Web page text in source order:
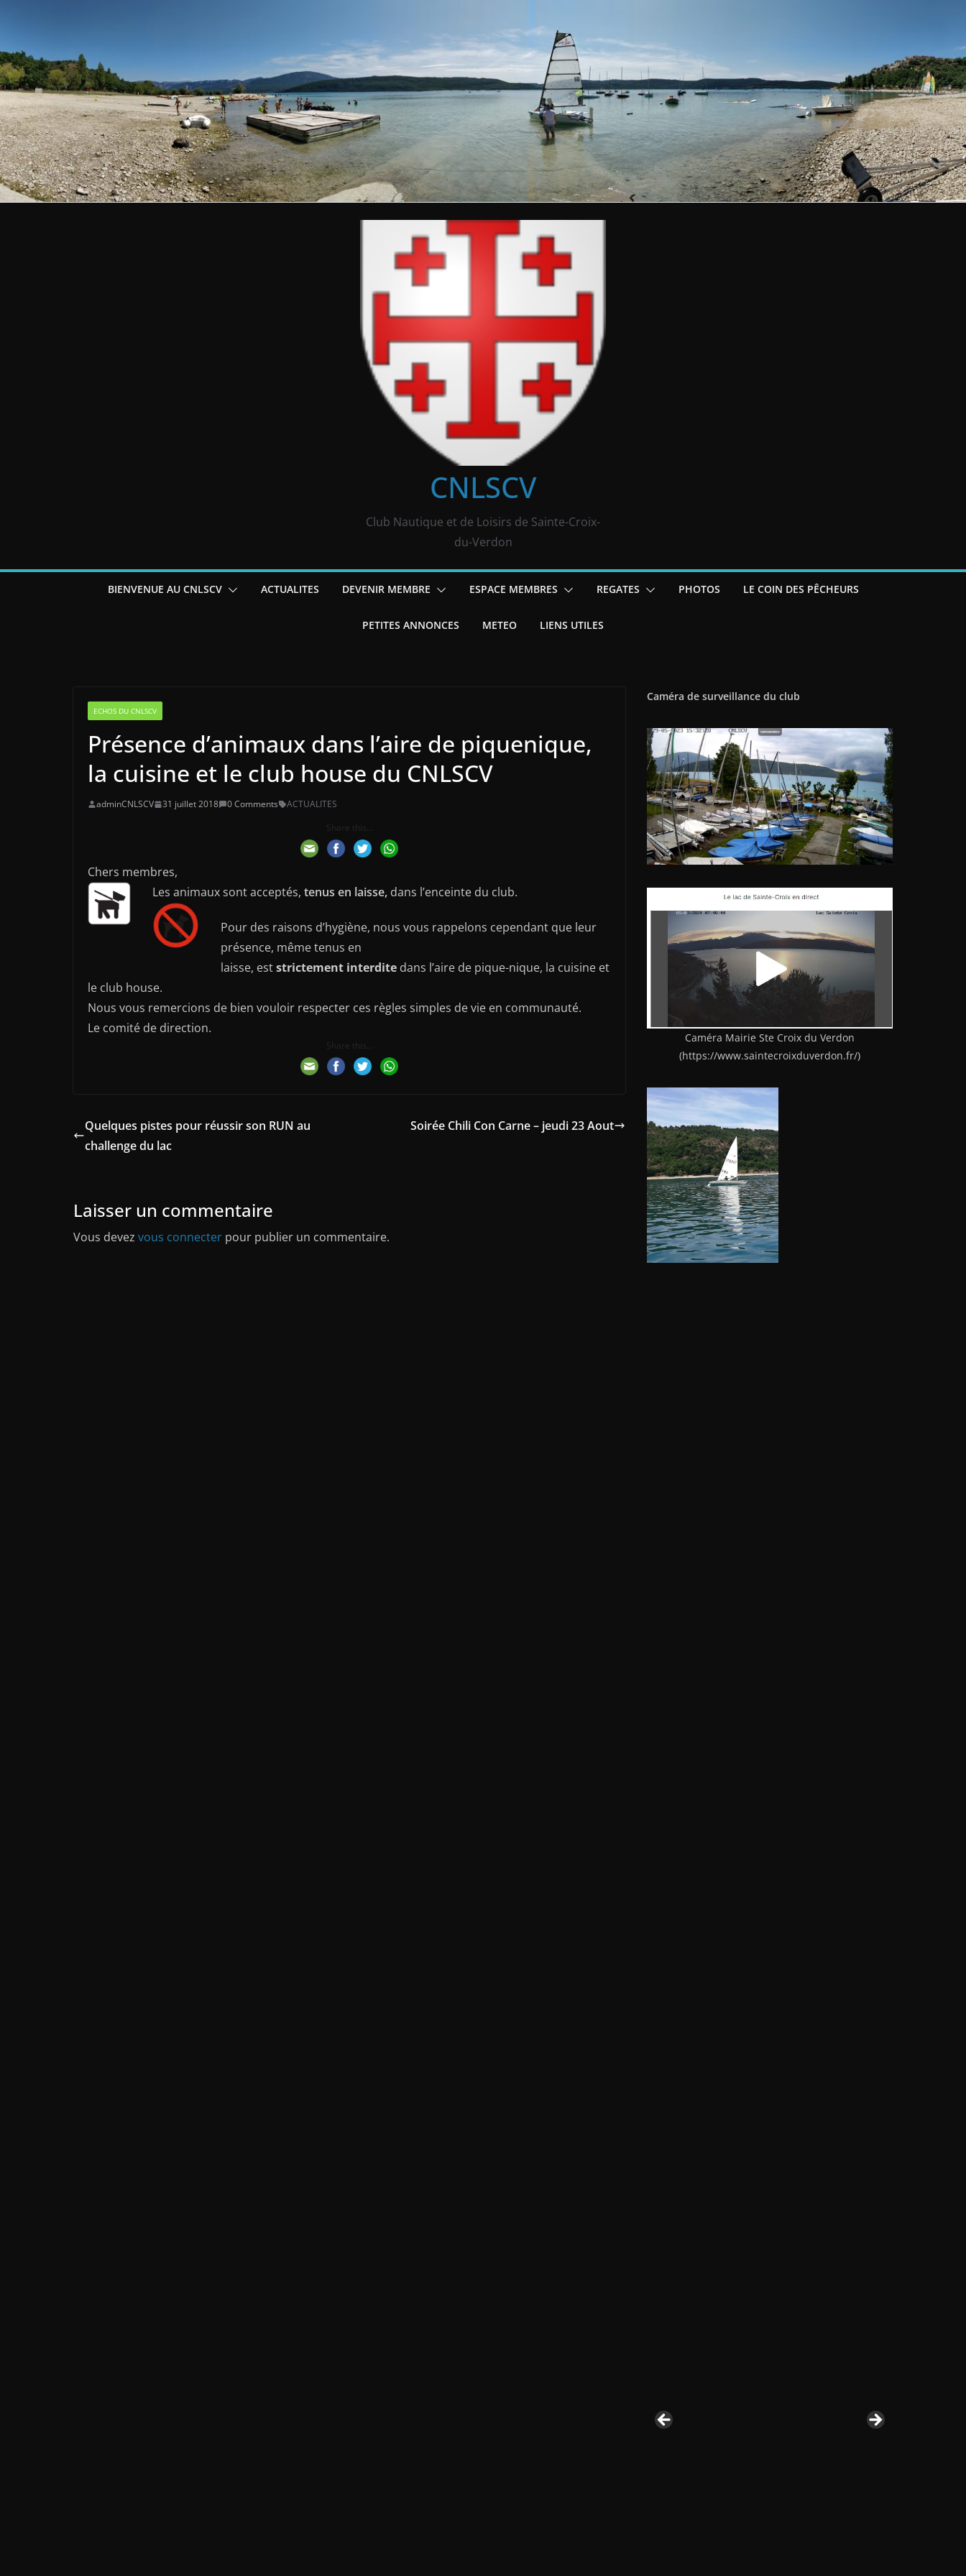
CNLSCV
Club Nautique et de Loisirs de Sainte-Croix-
du-Verdon
BIENVENUE AU CNLSCV ACTUALITES DEVENIR MEMBRE ESPACE MEMBRES REGATES PHOTOS LE COIN DES PÊCHEURS
PETITES ANNONCES METEO LIENS UTILES
ECHOS DU CNLSCV
Présence d’animaux dans l’aire de piquenique,
la cuisine et le club house du CNLSCV
adminCNLSCV 31 juillet 2018 0 Comments
ACTUALITES
Share this...
Chers membres,
Les animaux sont acceptés, tenus en laisse, dans l’enceinte du club.
Pour des raisons d’hygiène, nous vous rappelons cependant que leur
présence, même tenus en
laisse, eststrictement interdite dans l’aire de pique-nique, la cuisine et
le club house.
Nous vous remercions de bien vouloir respecter ces règles simples de vie en communauté.
Le comité de direction.
Share this...
Quelques pistes pour réussir son RUN au
challenge du lac
Soirée Chili Con Carne – jeudi 23 Aout
Laisser un commentaire
Vous devez vous connecter pour publier un commentaire.
Caméra de surveillance du club
Caméra Mairie Ste Croix du Verdon
(https://www.saintecroixduverdon.fr/)